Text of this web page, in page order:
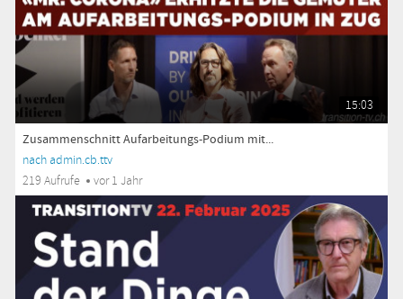
15:03
Zusammenschnitt Aufarbeitungs-Podium mit...
nach admin.cb.ttv
219 Aufrufe
vor 1 Jahr